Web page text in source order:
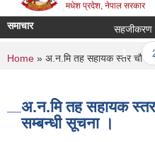
मधेश प्रदेश, नेपाल सरकार
समाचार सहजीकरण
1 2
You are here
Home » अ.न.मि तह सहायक स्तर चौथो
अ.न.मि तह सहायक स्तर
सम्बन्धी सूचना ।